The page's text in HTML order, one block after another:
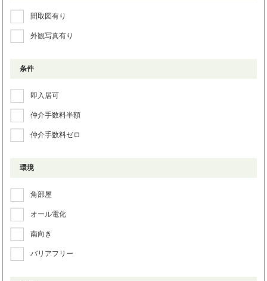
間取図有り
外観写真有り
条件
即入居可
仲介手数料半額
仲介手数料ゼロ
環境
角部屋
オール電化
南向き
バリアフリー